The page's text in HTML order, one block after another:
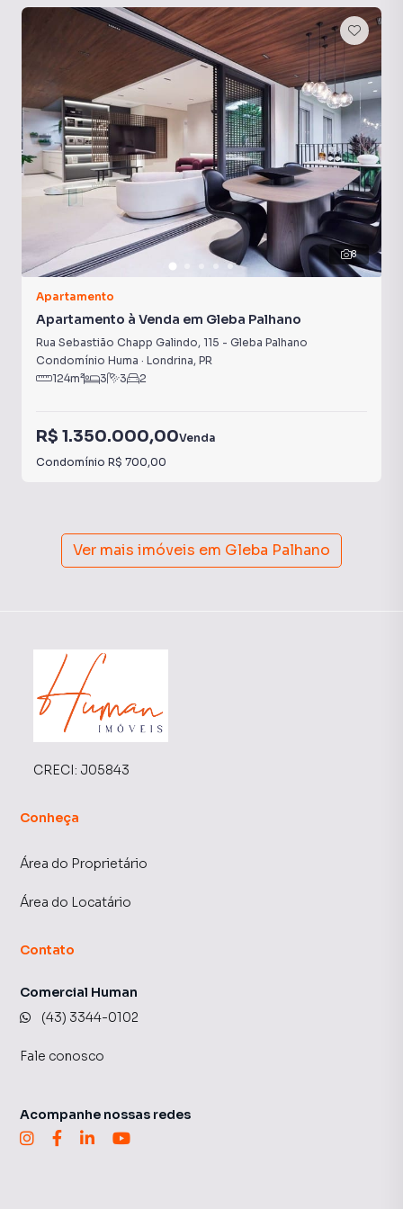
8
Apartamento
Apartamento à Venda em Gleba Palhano
Rua Sebastião Chapp Galindo, 115 - Gleba Palhano
Condomínio Huma · Londrina, PR
124m² 3 3 2
R$ 1.350.000,00Venda
Condomínio R$ 700,00
Ver mais imóveis em Gleba Palhano
CRECI: J05843
Conheça
Área do Proprietário
Área do Locatário
Contato
Comercial Human
(43) 3344-0102
Fale conosco
Acompanhe nossas redes